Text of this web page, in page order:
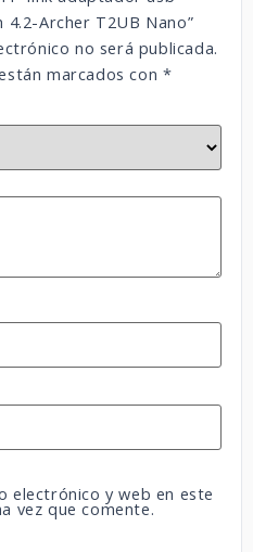
Archer T2UB Nano”
no será publicada.
marcados con *
electrónico y web en este
vez que comente.